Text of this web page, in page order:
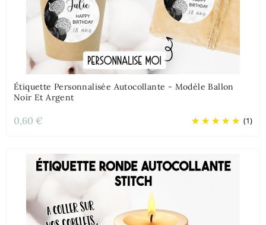
Étiquette Personnalisée Autocollante - Modèle Ballon
Noir Et Argent
(1)
0,60 €